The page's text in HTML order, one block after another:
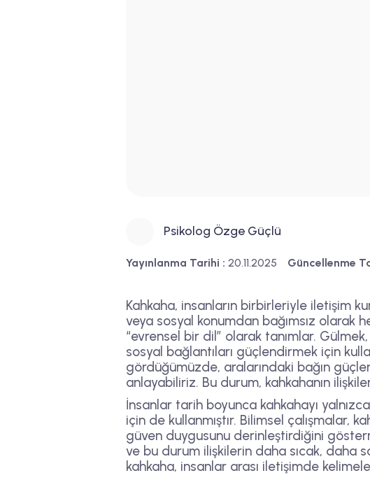
Psikolog Özge Güçlü
Yayınlanma Tarihi : 20.11.2025 Güncellenme
Kahkaha, insanların birbirleriyle iletişim
veya sosyal konumdan bağımsız olarak
“evrensel bir dil” olarak tanımlar.
sosyal bağlantıları güçlendirmek için
gördüğümüzde, aralarındaki bağın
anlayabiliriz. Bu durum, kahkahanın
İnsanlar tarih boyunca kahkahayı
için de kullanmıştır. Bilimsel çalışmalar,
güven duygusunu derinleştirdiğini
ve bu durum ilişkilerin daha sıcak, daha
kahkaha, insanlar arası iletişimde